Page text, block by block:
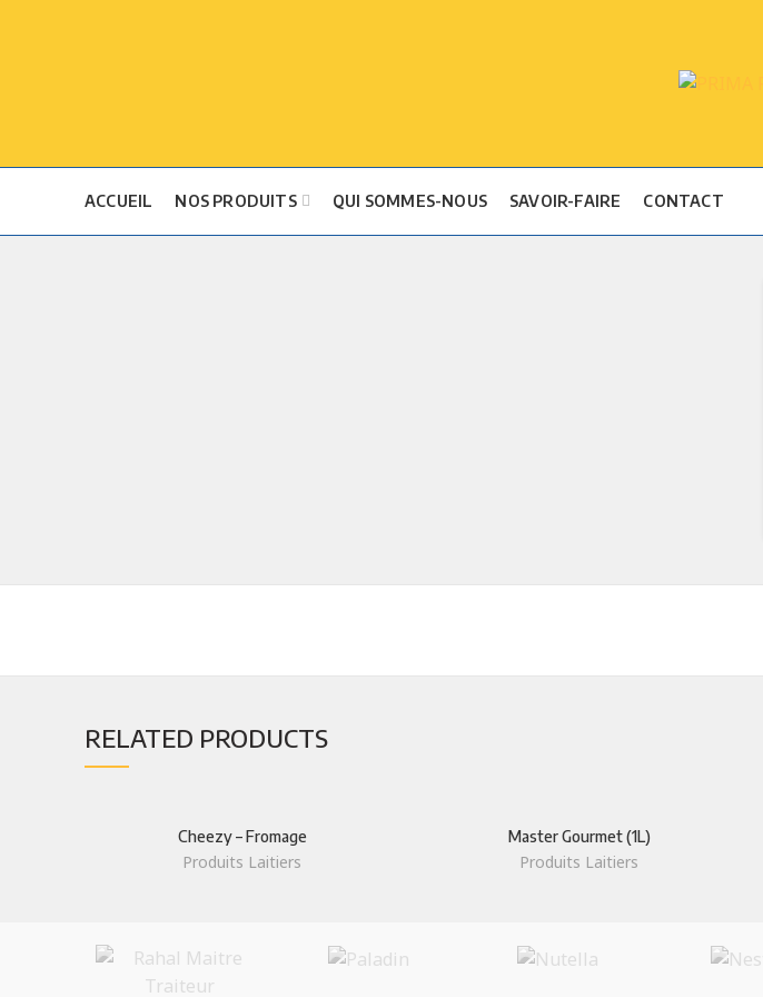
ACCUEIL NOS PRODUITS QUI SOMMES-NOUS SAVOIR-FAIRE CONTACT
RELATED PRODUCTS
Cheezy – Fromage
Produits Laitiers
Master Gourmet (1L)
Produits Laitiers
Spécialisé dans la distribution de
+212(0)523324253/54
+212(0)523324255
Legumes secs